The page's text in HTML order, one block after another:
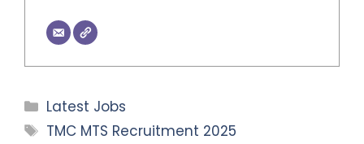
Categories
Latest Jobs
Tags
TMC MTS Recruitment 2025